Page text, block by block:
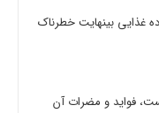
بیش از حد این 8 ماده غذایی بینهایت خطرناک
فواید و مضرات آن